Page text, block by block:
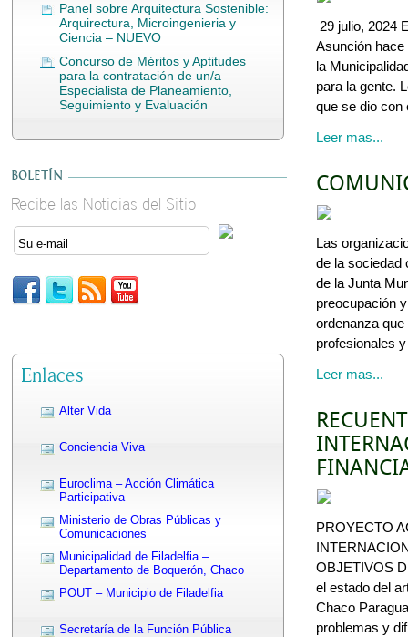
Panel sobre Arquitectura Sostenible:
Arquirectura, Microingenieria y
Ciencia – NUEVO
Concurso de Méritos y Aptitudes
para la contratación de un/a
Especialista de Planeamiento,
Seguimiento y Evaluación
BOLETÍN
Recibe las Noticias del Sitio
Enlaces
Alter Vida
Conciencia Viva
Euroclima – Acción Climática
Participativa
Ministerio de Obras Públicas y
Comunicaciones
Municipalidad de Filadelfia –
Departamento de Boquerón, Chaco
POUT – Municipio de Filadelfia
Secretaría de la Función Pública
29 julio, 2024
Asunción
la
para la gente.
que se dio
Leer mas...
Las
de la sociedad
de la Junta
preocupación
ordenanza
profesionales
Leer mas...
PROYECTO
OBJETIVOS
el estado del
Chaco
problemas y